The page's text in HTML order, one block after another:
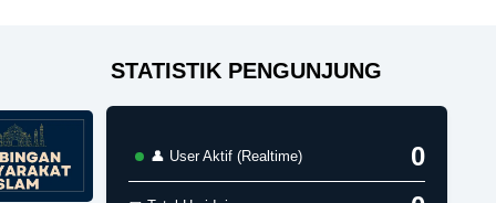
STATISTIK PENGUNJUNG
👤 User Aktif (Realtime) 0